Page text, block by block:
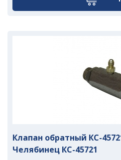
Клапан обратный КС-
Челябинец КС-45721